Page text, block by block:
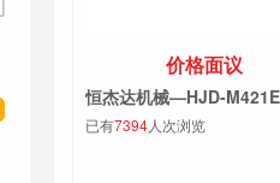
价格面议
已有7394人次浏览